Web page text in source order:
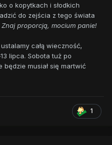
o kopytkach i słodkich
do zejścia z tego świata
Znaj proporcją, mocium panie!
całą wieczność,
13 lipca. Sobota tuż po
musiał się martwić
1